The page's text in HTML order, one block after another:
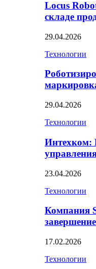
Locus
складе
29.04.2026
Технологии
29.04.2026
Технологии
Интехком:
23.04.2026
Технологии
Компания
17.02.2026
Технологии